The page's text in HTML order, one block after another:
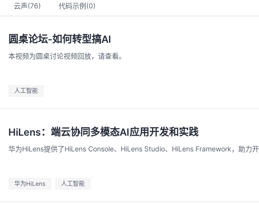
云声(76) 代码示例(0)
圆桌论坛-如何转型搞AI
本视频为圆桌讨论视频回放，请查看。
人工智能
HiLens：端云协同多模态AI应用开发和实践
华为HiLens提供了HiLens Console、HiLens Studio、HiLens Framework，助力
华为HiLens 人工智能
AI作品三步上朋友
圈
20:00
者运营负责人
到企业级开发。不教编
码、有产出、能带走、可炫
智能开发全链路实战
kill市场安装专家技能，带你零距离体验从需